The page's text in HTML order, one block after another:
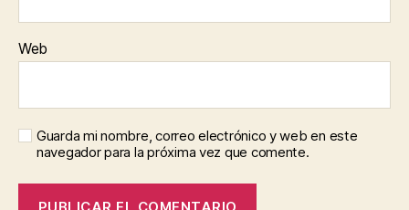
Web
Guarda mi nombre, correo electrónico y web en este
navegador para la próxima vez que comente.